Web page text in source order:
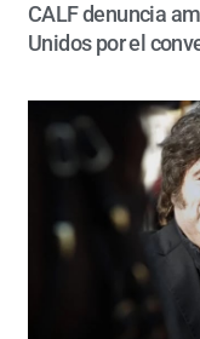
CALF denuncia
Unidos por el